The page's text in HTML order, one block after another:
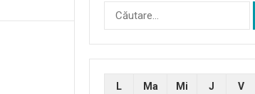
Caută
după:
L Ma Mi J V